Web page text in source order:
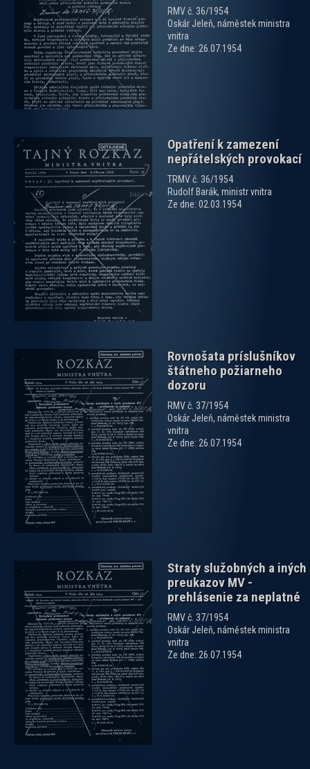
RMV č. 36/1954
Oskár Jeleň, náměstek ministra
vnitra
Ze dne: 26.07.1954
Opatření k zamezení
nepřátelských provokací
TRMV č. 36/1954
Rudolf Barák, ministr vnitra
Ze dne: 02.03.1954
zobrazit PDF dokument
Rovnošata príslušníkov
štátneho požiarneho
dozoru
RMV č. 37/1954
Oskár Jeleň, náměstek ministra
vnitra
Ze dne: 26.07.1954
zobrazit PDF dokument
Straty služobných a iných
preukazov MV -
prehlásenie za neplatné
RMV č. 37/1954
Oskár Jeleň, náměstek ministra
vnitra
Ze dne: 26.07.1954
zobrazit PDF dokument